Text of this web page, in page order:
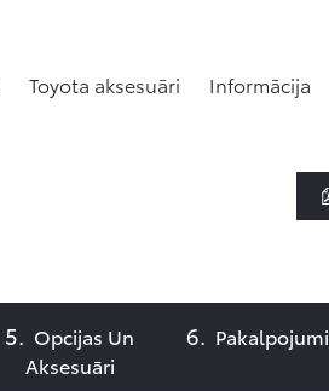
Toyota aksesuāri Informācija
Opcijas Un
Aksesuāri
Pakalpojumi